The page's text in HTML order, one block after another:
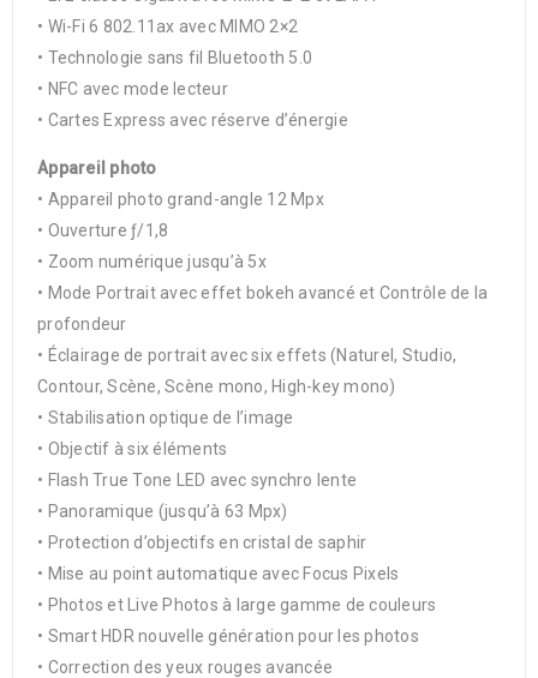
• Wi-Fi 6 802.11ax avec MIMO 2×2
• Technologie sans fil Bluetooth 5.0
• NFC avec mode lecteur
• Cartes Express avec réserve d’énergie
Appareil photo
• Appareil photo grand-angle 12 Mpx
• Ouverture ƒ/1,8
• Zoom numérique jusqu’à 5x
• Mode Portrait avec effet bokeh avancé et Contrôle de la
profondeur
• Éclairage de portrait avec six effets (Naturel, Studio,
Contour, Scène, Scène mono, High-key mono)
• Stabilisation optique de l’image
• Objectif à six éléments
• Flash True Tone LED avec synchro lente
• Panoramique (jusqu’à 63 Mpx)
• Protection d’objectifs en cristal de saphir
• Mise au point automatique avec Focus Pixels
• Photos et Live Photos à large gamme de couleurs
• Smart HDR nouvelle génération pour les photos
• Correction des yeux rouges avancée